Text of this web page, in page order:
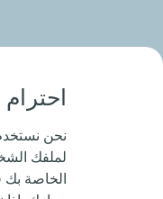
نحن
لملفك
الخاصة بك